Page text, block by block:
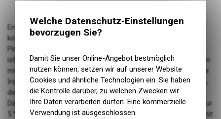
Entwickelt für Rider, die maximale Kontrolle fordern. Mit einer
konkaven Plattform für überragenden Grip, einer optimierten
Pin-Platzierung und einem raffinierten ergonomischen Design
ist dieses Pedal für Fahrer gemacht, die an ihre Grenzen gehen
möchten. Andere setzen auf hohe Pins, Turbine setzt auf pure
Ingenieurskunst: Eine 3 mm tiefe, komplett konkave Plattform,
die deinen Fuss sicher umschliesst, sorgt für optimalen Grip.
Das Ergebnis: 17 % mehr echte Konkavität, 27 g leichter und nur
5 % dicker als die Konkurrenz. Die asymmetrische Plattform mit
Welche Datenschutz-Einstellungen
bevorzugen Sie?
Damit Sie unser Online-Angebot bestmöglich
nutzen können, setzen wir auf unserer Website
Cookies und ähnliche Technologien ein. Sie haben
die Kontrolle darüber, zu welchen Zwecken wir
Ihre Daten verarbeiten dürfen. Eine kommerzielle
Verwendung ist ausgeschlossen.